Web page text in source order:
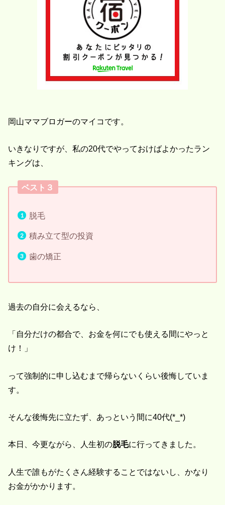
岡山ママブロガーのマイコです。
いきなりですが、私の20代でやっておけばよかったラン
キングは、
ベスト３
脱毛
積み立て型の投資
歯の矯正
過去の自分に会えるなら、
「自分だけの都合で、お金を何にでも使える間にやっと
け！」
って強制的に申し込むまで帰らないくらい後悔していま
す。
そんな後悔先に立たず、あっという間に40代(*_*)
本日、今更ながら、人生初の脱毛に行ってきました。
人生で誰もがたくさん経験することではないし、かなり
お金がかかります。